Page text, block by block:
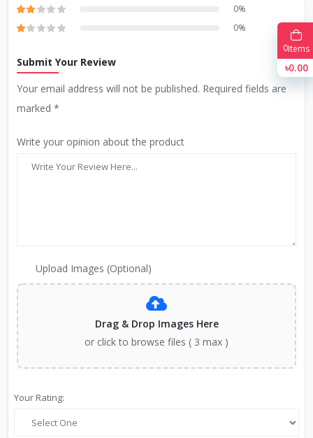
0%
0%
Submit Your Review
Your email address will not be published. Required fields are
marked *
Write your opinion about the product
Upload Images (Optional)
Drag & Drop Images Here
or click to browse files ( 3 max )
Your Rating:
0Items
৳0.00